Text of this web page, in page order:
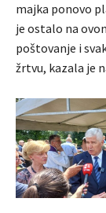
majka ponovo
je ostalo na
poštovanje i
žrtvu, kazala je